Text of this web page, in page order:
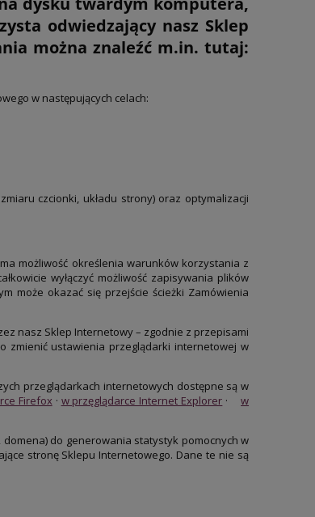
odwiedzający nasz Sklep
można znaleźć m.in. tutaj:
w następujących celach:
czcionki, układu strony) oraz optymalizacji
możliwość określenia warunków korzystania z
wyłączyć możliwość zapisywania plików
może okazać się przejście ścieżki Zamówienia
nasz Sklep Internetowy – zgodnie z przepisami
zmienić ustawienia przeglądarki internetowej w
przeglądarkach internetowych dostępne są w
Firefox· w przęglądarce Internet Explorer ·w
do generowania statystyk pomocnych w
stronę Sklepu Internetowego. Dane te nie są